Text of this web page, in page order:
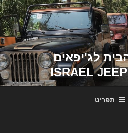
לג'יפאים
תפריט